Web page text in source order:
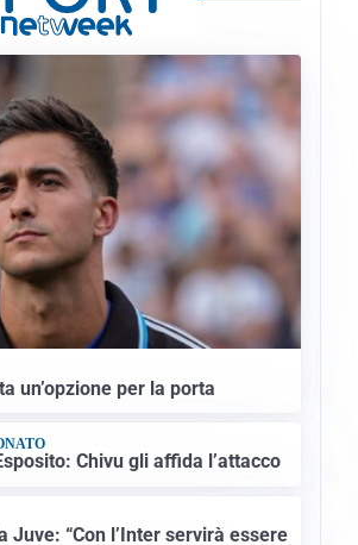
un’opzione per la porta
Chivu gli affida l’attacco
Juve: “Con l’Inter servirà essere